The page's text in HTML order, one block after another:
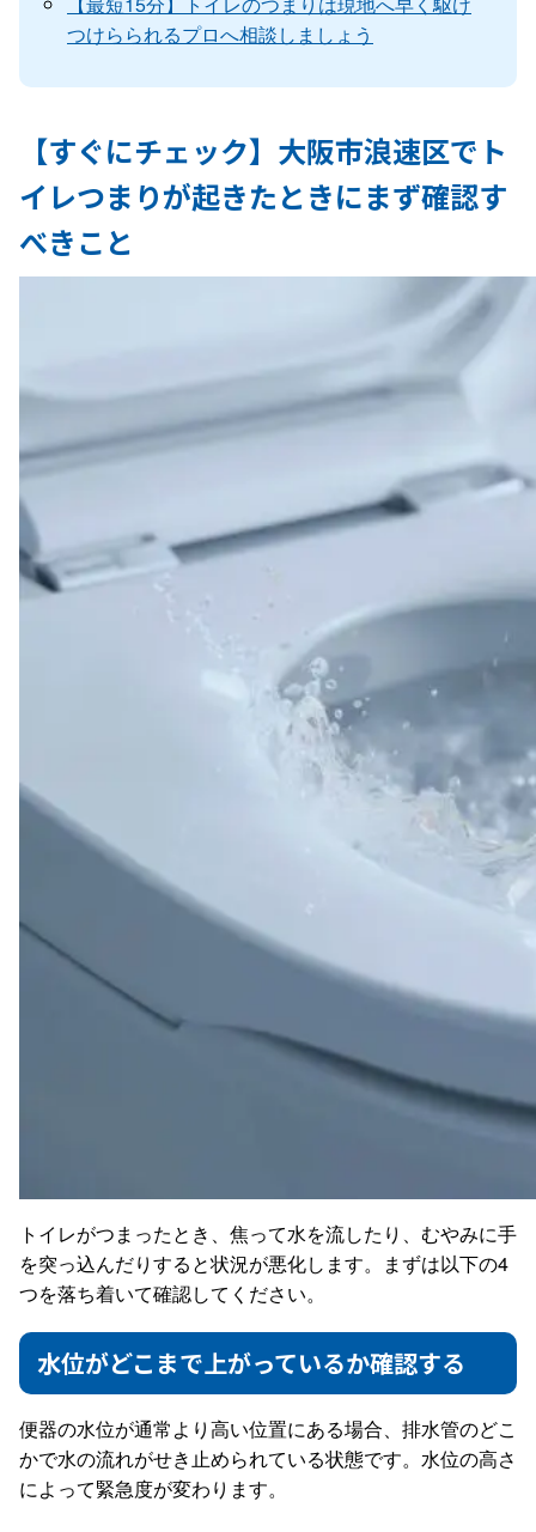
つけらられるプロへ相談しましょう
【すぐにチェック】大阪市浪速区でト
イレつまりが起きたときにまず確認す
べきこと
トイレがつまったとき、焦って水を流したり、むやみに手
を突っ込んだりすると状況が悪化します。まずは以下の4
つを落ち着いて確認してください。
水位がどこまで上がっているか確認する
便器の水位が通常より高い位置にある場合、排水管のどこ
かで水の流れがせき止められている状態です。水位の高さ
によって緊急度が変わります。